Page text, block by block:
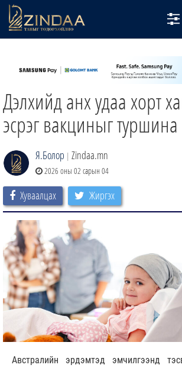
ТВ8
ӨГЛӨӨНИЙ СОНИН
АУДИО ЗОХИОЛ
ЗИНДАА СЭТГҮҮЛ
Дэлхийд анх удаа хорт
эсрэг вакциныг туршина
Я.Болор | Zindaa.mn
2026 оны 02 сарын 04
Хуваалцах Жиргэх
Австралийн эрдэмтэд эмчилгээнд